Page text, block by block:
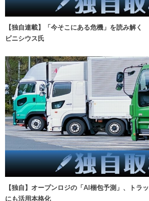
【独自連載】「今そこにある危機」を読み解く
ビニシウス氏
【独自】オープンロジの「AI梱包予測」、トラ
にも活用本格化